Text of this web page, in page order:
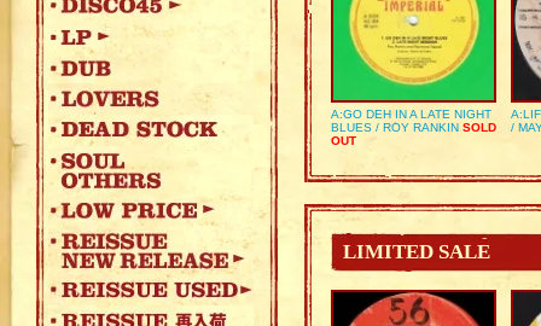
A:GO DEH IN A LATE NIGHT
BLUES / ROY RANKIN SOLD
OUT
/
LIMITED SALE